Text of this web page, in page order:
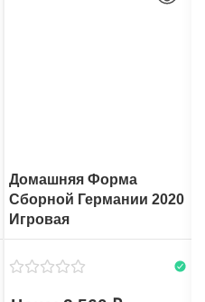
Домашняя Форма
Сборной Германии 2020
Игровая